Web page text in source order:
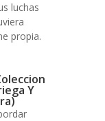
luchas
propia.
Y